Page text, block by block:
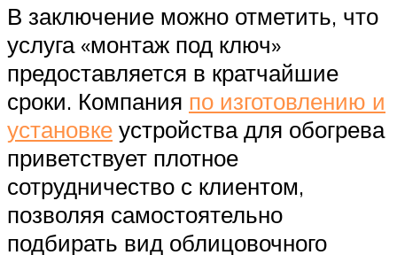
В заключение можно отметить, что
услуга «монтаж под ключ»
предоставляется в кратчайшие
сроки. Компания по изготовлению и
установке устройства для обогрева
приветствует плотное
сотрудничество с клиентом,
позволяя самостоятельно
подбирать вид облицовочного